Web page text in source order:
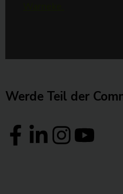
Werde Teil der